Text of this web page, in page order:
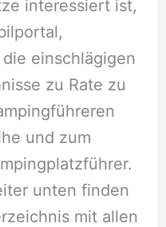
interessiert ist,
einschlägigen
zu Rate zu
und zum
unten finden
mit allen